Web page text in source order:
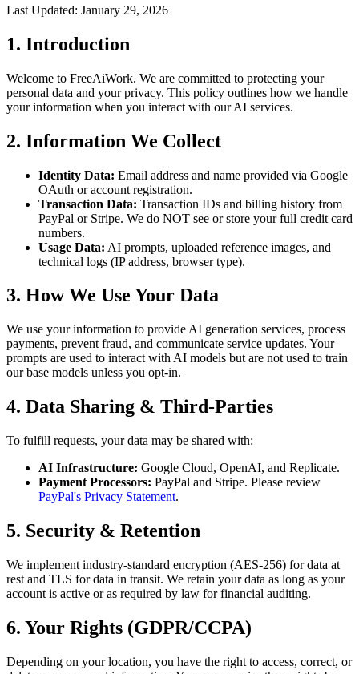
Last Updated: January 29, 2026
1. Introduction
Welcome to FreeAiWork. We are committed to protecting your
personal data and your privacy. This policy outlines how we handle
your information when you interact with our AI services.
2. Information We Collect
Identity Data: Email address and name provided via Google
OAuth or account registration.
Transaction Data: Transaction IDs and billing history from
PayPal or Stripe. We do NOT see or store your full credit card
numbers.
Usage Data: AI prompts, uploaded reference images, and
technical logs (IP address, browser type).
3. How We Use Your Data
We use your information to provide AI generation services, process
payments, prevent fraud, and communicate service updates. Your
prompts are used to interact with AI models but are not used to train
our base models unless you opt-in.
4. Data Sharing & Third-Parties
To fulfill requests, your data may be shared with:
AI Infrastructure: Google Cloud, OpenAI, and Replicate.
Payment Processors: PayPal and Stripe. Please review
PayPal's Privacy Statement.
5. Security & Retention
We implement industry-standard encryption (AES-256) for data at
rest and TLS for data in transit. We retain your data as long as your
account is active or as required by law for financial auditing.
6. Your Rights (GDPR/CCPA)
Depending on your location, you have the right to access, correct, or